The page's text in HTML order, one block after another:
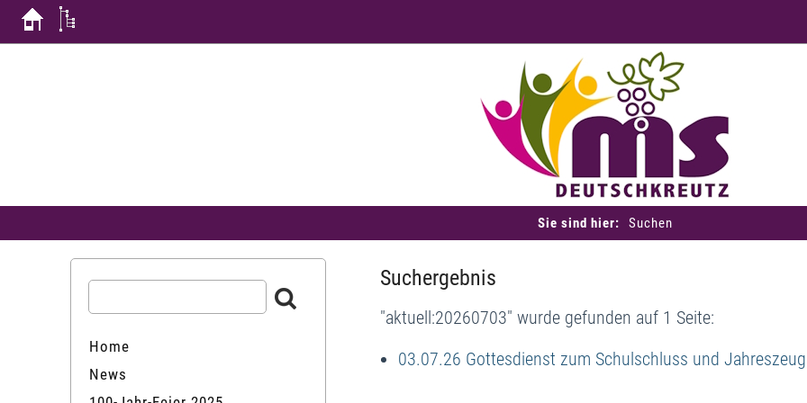
Sie sind hier: Suchen
Suchergebnis
"aktuell:20260703" wurde gefunden auf 1 Seite:
03.07.26 Gottesdienst zum Schulschluss und
Home
News